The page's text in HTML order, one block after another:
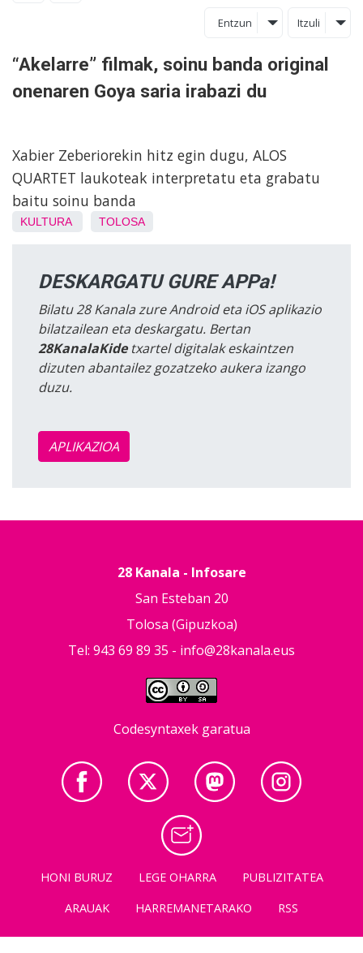
Entzun Itzuli
“Akelarre” filmak, soinu banda original
onenaren Goya saria irabazi du
Xabier Zeberiorekin hitz egin dugu, ALOS
QUARTET laukoteak interpretatu eta grabatu
baitu soinu banda
KULTURA TOLOSA
DESKARGATU GURE APPa!
Bilatu 28 Kanala zure Android eta iOS aplikazio
bilatzailean eta deskargatu. Bertan
28KanalaKidetxartel digitalak eskaintzen
dizuten abantailez gozatzeko aukera izango
duzu.
APLIKAZIOA
28 Kanala - Infosare
San Esteban 20
Tolosa (Gipuzkoa)
Tel: 943 69 89 35 - info@28kanala.eus
Codesyntaxek garatua
HONI BURUZ LEGE OHARRA
PUBLIZITATEA
ARAUAK
HARREMANETARAKO RSS